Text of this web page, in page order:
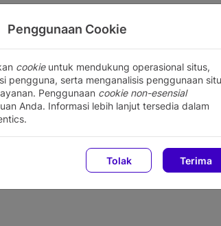
Penggunaan Cookie
cookieuntuk mendukung operasional situs,
pengguna, serta menganalisis penggunaan
Penggunaan cookie non-esensial
Anda. Informasi lebih lanjut tersedia dalam
Tolak Terima
Region Bandung
Work From Office (WFO)
Region Semarang